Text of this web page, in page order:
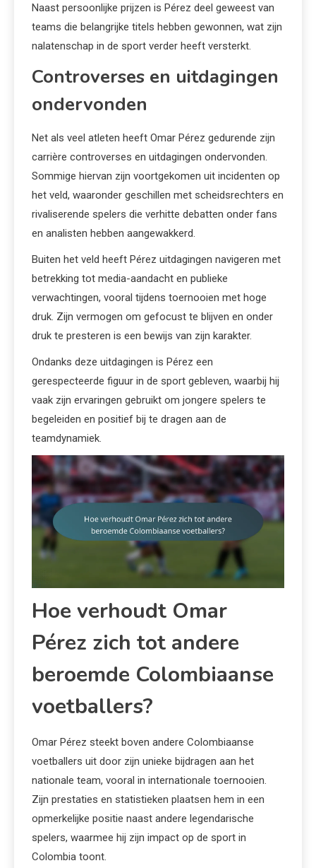
Naast persoonlijke prijzen is Pérez deel geweest van
teams die belangrijke titels hebben gewonnen, wat zijn
nalatenschap in de sport verder heeft versterkt.
Controverses en uitdagingen
ondervonden
Net als veel atleten heeft Omar Pérez gedurende zijn
carrière controverses en uitdagingen ondervonden.
Sommige hiervan zijn voortgekomen uit incidenten op
het veld, waaronder geschillen met scheidsrechters en
rivaliserende spelers die verhitte debatten onder fans
en analisten hebben aangewakkerd.
Buiten het veld heeft Pérez uitdagingen navigeren met
betrekking tot media-aandacht en publieke
verwachtingen, vooral tijdens toernooien met hoge
druk. Zijn vermogen om gefocust te blijven en onder
druk te presteren is een bewijs van zijn karakter.
Ondanks deze uitdagingen is Pérez een
gerespecteerde figuur in de sport gebleven, waarbij hij
vaak zijn ervaringen gebruikt om jongere spelers te
begeleiden en positief bij te dragen aan de
teamdynamiek.
Hoe verhoudt Omar
Pérez zich tot andere
beroemde Colombiaanse
voetballers?
Omar Pérez steekt boven andere Colombiaanse
voetballers uit door zijn unieke bijdragen aan het
nationale team, vooral in internationale toernooien.
Zijn prestaties en statistieken plaatsen hem in een
opmerkelijke positie naast andere legendarische
spelers, waarmee hij zijn impact op de sport in
Colombia toont.